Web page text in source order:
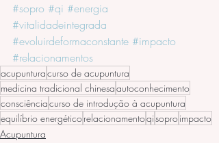
#sopro #qi #energia
#vitalidadeintegrada
#evoluirdeformaconstante #impacto
#relacionamentos
acupunturacurso de acupuntura
medicina tradicional chinesaautoconhecimento
consciênciacurso de introdução à acupuntura
equilíbrio energéticorelacionamentoqisoproimpacto
Acupuntura